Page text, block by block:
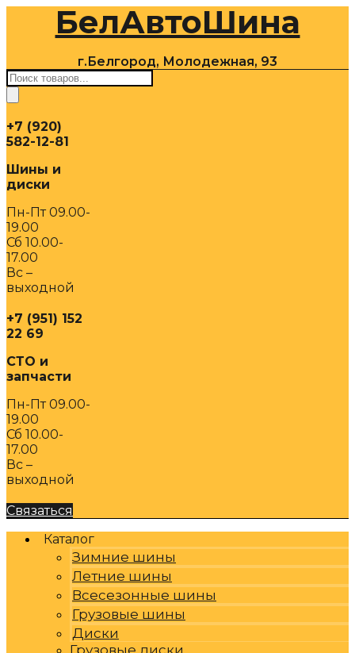
содержимомуБелАвтоШина
г.Белгород, Молодежная, 93
Поиск
товаров
+7 (920)
582-12-81
Шины и
диски
Пн-Пт 09.00-
19.00
Сб 10.00-
17.00
Вс –
выходной
+7 (951) 152
22 69
СТО и
запчасти
Пн-Пт 09.00-
19.00
Сб 10.00-
17.00
Вс –
выходной
Связаться
Каталог
Зимние шины
Летние шины
Всесезонные шины
Грузовые шины
Диски
Грузовые диски